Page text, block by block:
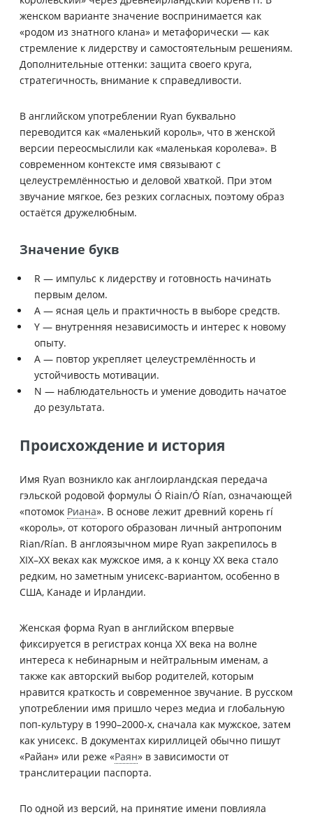
женском варианте значение воспринимается как
«родом из знатного клана» и метафорически — как
стремление к лидерству и самостоятельным решениям.
Дополнительные оттенки: защита своего круга,
стратегичность, внимание к справедливости.
В английском употреблении Ryan буквально
переводится как «маленький король», что в женской
версии переосмыслили как «маленькая королева». В
современном контексте имя связывают с
целеустремлённостью и деловой хваткой. При этом
звучание мягкое, без резких согласных, поэтому образ
остаётся дружелюбным.
Значение букв
R — импульс к лидерству и готовность начинать
первым делом.
A — ясная цель и практичность в выборе средств.
Y — внутренняя независимость и интерес к новому
опыту.
A — повтор укрепляет целеустремлённость и
устойчивость мотивации.
N — наблюдательность и умение доводить начатое
до результата.
Происхождение и история
Имя Ryan возникло как англоирландская передача
гэльской родовой формулы Ó Riain/Ó Rían, означающей
«потомок Риана». В основе лежит древний корень rí
«король», от которого образован личный антропоним
Rian/Rían. В англоязычном мире Ryan закрепилось в
XIX–XX веках как мужское имя, а к концу XX века стало
редким, но заметным унисекс-вариантом, особенно в
США, Канаде и Ирландии.
Женская форма Ryan в английском впервые
фиксируется в регистрах конца XX века на волне
интереса к небинарным и нейтральным именам, а
также как авторский выбор родителей, которым
нравится краткость и современное звучание. В русском
употреблении имя пришло через медиа и глобальную
поп-культуру в 1990–2000-х, сначала как мужское, затем
как унисекс. В документах кириллицей обычно пишут
«Райан» или реже «Раян» в зависимости от
транслитерации паспорта.
По одной из версий, на принятие имени повлияла